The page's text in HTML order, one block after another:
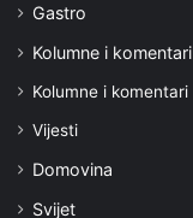
Gastro
Kolumne i komentari
Kolumne i komentari
Vijesti
Domovina
Svijet